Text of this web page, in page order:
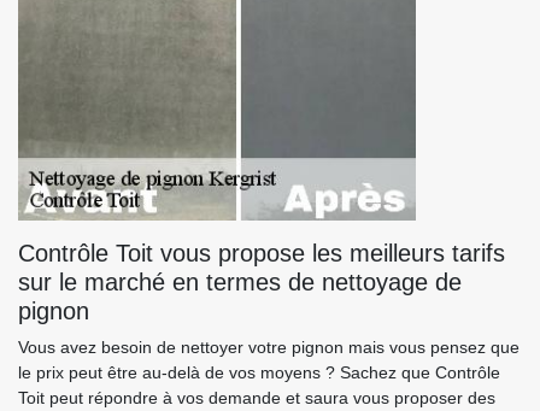
Contrôle Toit vous propose les meilleurs tarifs
sur le marché en termes de nettoyage de
pignon
Vous avez besoin de nettoyer votre pignon mais vous pensez que
le prix peut être au-delà de vos moyens ? Sachez que Contrôle
Toit peut répondre à vos demande et saura vous proposer des